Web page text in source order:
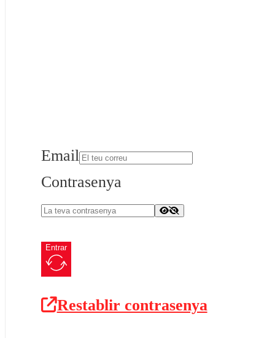
Email
Contrasenya
Entrar
Restablir contrasenya